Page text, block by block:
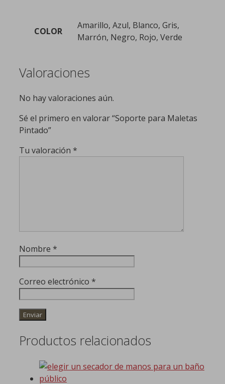
COLOR
Amarillo, Azul, Blanco, Gris,
Marrón, Negro, Rojo, Verde
Valoraciones
No hay valoraciones aún.
Sé el primero en valorar “Soporte para Maletas
Pintado”
Tu valoración *
Nombre *
Correo electrónico *
Productos relacionados